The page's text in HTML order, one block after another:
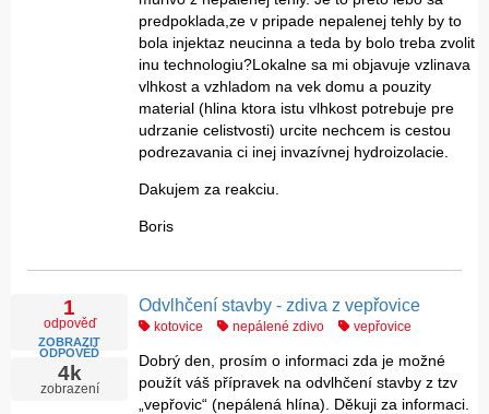
predpoklada,ze v pripade nepalenej tehly by to
bola injektaz neucinna a teda by bolo treba zvolit
inu technologiu?Lokalne sa mi objavuje vzlinava
vlhkost a vzhladom na vek domu a pouzity
material (hlina ktora istu vlhkost potrebuje pre
udrzanie celistvosti) urcite nechcem is cestou
podrezavania ci inej invazívnej hydroizolacie.
Dakujem za reakciu.
Boris
1
odpověď
ZOBRAZIT
ODPOVĚĎ
4k
zobrazení
Odvlhčení stavby - zdiva z vepřovice
kotovice nepálené zdivo vepřovice
Dobrý den, prosím o informaci zda je možné
použít váš přípravek na odvlhčení stavby z tzv
„vepřovic“ (nepálená hlína). Děkuji za informaci.